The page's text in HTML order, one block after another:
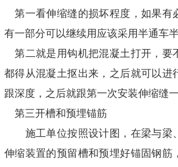
第一看伸缩缝的损坏程度，如果有
有一部分可以继续用应该采用半通车半
第二就是用钩机把混凝土打开，要
都得从混凝土抠出来，之后就可以进
跟深度，之后就跟第一次安装伸缩缝一
第三开槽和预埋锚筋
施工单位按照设计图，在梁与梁
伸缩装置的预留槽和预埋好锚固钢筋